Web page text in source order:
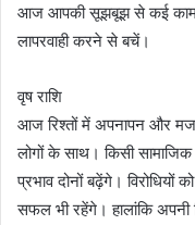
आज आपकी सूझबूझ से कई काम
लापरवाही करने से बचें।
वृष राशि
आज रिश्तों में अपनापन और
लोगों के साथ। किसी
प्रभाव दोनों बढ़ेंगे।
सफल भी रहेंगे। हालांकि अपनी